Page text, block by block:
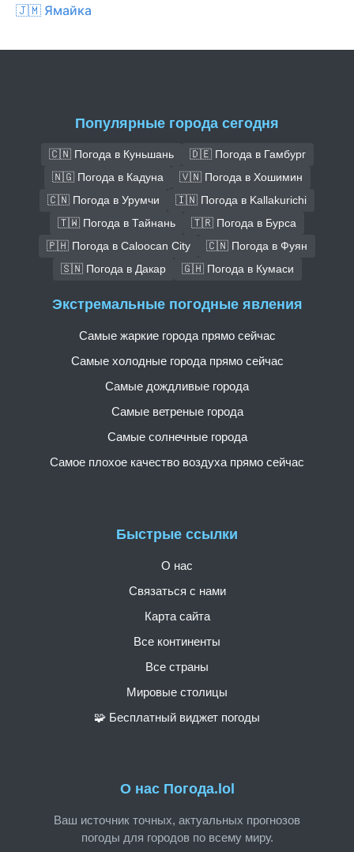
🇯🇲 Ямайка
Популярные города сегодня
🇨🇳 Погода в Куньшань
🇩🇪 Погода в Гамбург
🇳🇬 Погода в Кадуна
🇻🇳 Погода в Хошимин
🇨🇳 Погода в Урумчи
🇮🇳 Погода в Kallakurichi
🇹🇼 Погода в Тайнань
🇹🇷 Погода в Бурса
🇵🇭 Погода в Caloocan City
🇨🇳 Погода в Фуян
🇸🇳 Погода в Дакар
🇬🇭 Погода в Кумаси
О нас Погода.lol
Ваш источник точных, актуальных прогнозов
погоды для городов по всему миру.
Быстрые ссылки
О нас
Связаться с нами
Карта сайта
Все континенты
Все страны
Мировые столицы
🧩 Бесплатный виджет погоды
Экстремальные погодные явления
Самые жаркие города прямо сейчас
Самые холодные города прямо сейчас
Самые дождливые города
Самые ветреные города
Самые солнечные города
Самое плохое качество воздуха прямо сейчас